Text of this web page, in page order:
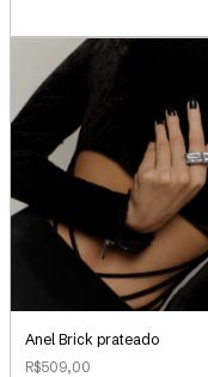
Anel Brick prateado
R$509,00